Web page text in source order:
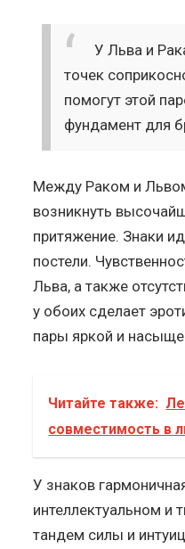
У Льва и
точек
помогут этой
фундамент для
Между Раком и
возникнуть
притяжение. Знаки
постели.
Льва, а также
у обоих сделает
пары яркой и
Читайте также:
совместимость в
У знаков
интеллектуальном и
тандем силы и